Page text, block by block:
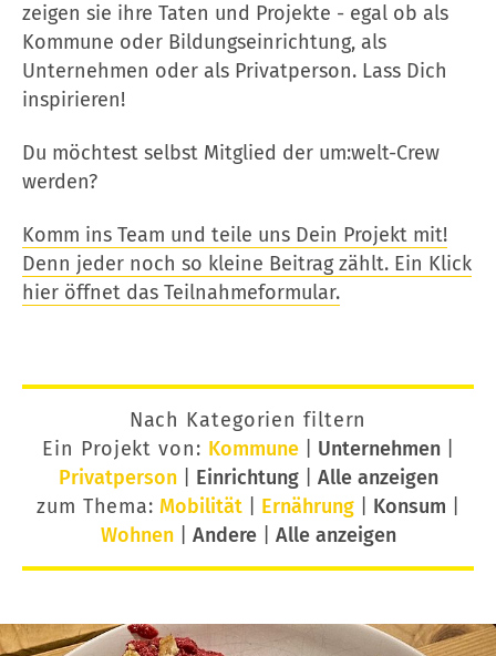
zeigen sie ihre Taten und Projekte - egal ob als
Kommune oder Bildungseinrichtung, als
Unternehmen oder als Privatperson. Lass Dich
inspirieren!
Du möchtest selbst Mitglied der um:welt-Crew
werden?
Komm ins Team und teile uns Dein Projekt mit!
Denn jeder noch so kleine Beitrag zählt. Ein Klick
hier öffnet das Teilnahmeformular.
Nach Kategorien filtern
Ein Projekt von: Kommune| Unternehmen|
Privatperson| Einrichtung| Alle anzeigen
zum Thema: Mobilität Ernährung Konsum
Wohnen| Andere| Alle anzeigen